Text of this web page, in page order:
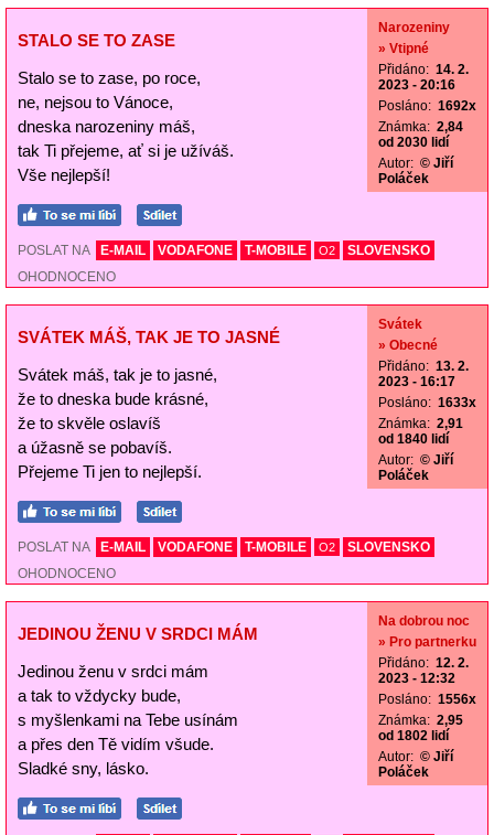
STALO SE TO ZASE
Stalo se to zase, po roce,
ne, nejsou to Vánoce,
dneska narozeniny máš,
tak Ti přejeme, ať si je užíváš.
Vše nejlepší!
Narozeniny
» Vtipné
Přidáno: 14. 2.
2023 - 20:16
Posláno: 1692x
Známka: 2,84
od 2030 lidí
Autor: © Jiří
Poláček
POSLAT NA E-MAIL VODAFONE T-MOBILE O2
SLOVENSKO
OHODNOCENO
SVÁTEK MÁŠ, TAK JE TO JASNÉ
Svátek máš, tak je to jasné,
že to dneska bude krásné,
že to skvěle oslavíš
a úžasně se pobavíš.
Přejeme Ti jen to nejlepší.
Svátek
» Obecné
Přidáno: 13. 2.
2023 - 16:17
Posláno: 1633x
Známka: 2,91
od 1840 lidí
Autor: © Jiří
Poláček
POSLAT NA E-MAIL VODAFONE T-MOBILE O2
SLOVENSKO
OHODNOCENO
JEDINOU ŽENU V SRDCI MÁM
Jedinou ženu v srdci mám
a tak to vždycky bude,
s myšlenkami na Tebe usínám
a přes den Tě vidím všude.
Sladké sny, lásko.
Na dobrou noc
» Pro partnerku
Přidáno: 12. 2.
2023 - 12:32
Posláno: 1556x
Známka: 2,95
od 1802 lidí
Autor: © Jiří
Poláček